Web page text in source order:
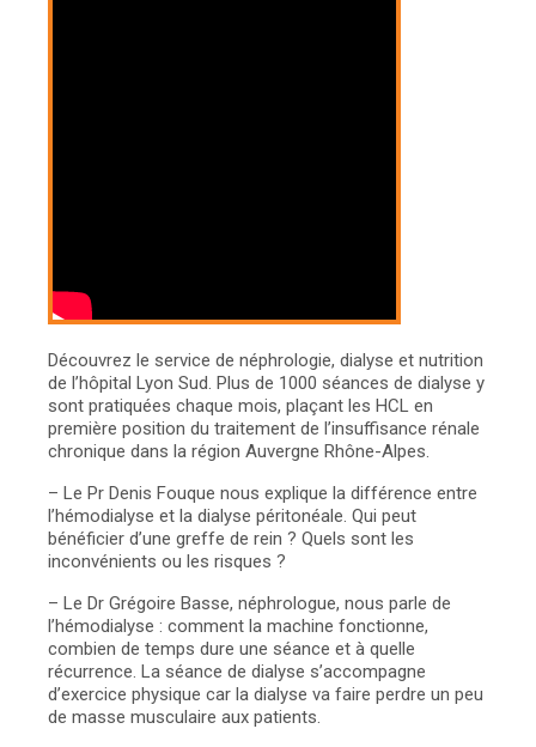
Découvrez le service de néphrologie, dialyse et nutrition
de l’hôpital Lyon Sud. Plus de 1000 séances de dialyse y
sont pratiquées chaque mois, plaçant les HCL en
première position du traitement de l’insuffisance rénale
chronique dans la région Auvergne Rhône-Alpes.
– Le Pr Denis Fouque nous explique la différence entre
l’hémodialyse et la dialyse péritonéale. Qui peut
bénéficier d’une greffe de rein ? Quels sont les
inconvénients ou les risques ?
– Le Dr Grégoire Basse, néphrologue, nous parle de
l’hémodialyse : comment la machine fonctionne,
combien de temps dure une séance et à quelle
récurrence. La séance de dialyse s’accompagne
d’exercice physique car la dialyse va faire perdre un peu
de masse musculaire aux patients.